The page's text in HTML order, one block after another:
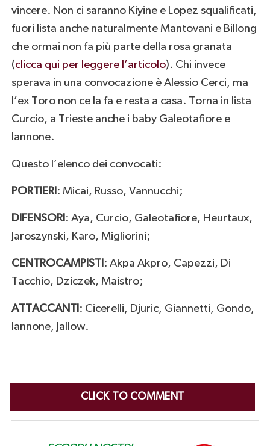
vincere. Non ci saranno Kiyine e Lopez squalificati,
fuori lista anche naturalmente Mantovani e Billong
che ormai non fa più parte della rosa granata
(clicca qui per leggere l’articolo). Chi invece
sperava in una convocazione è Alessio Cerci, ma
l’ex Toro non ce la fa e resta a casa. Torna in lista
Curcio, a Trieste anche i baby Galeotafiore e
Iannone.
Questo l’elenco dei convocati:
PORTIERI : Micai, Russo, Vannucchi;
DIFENSORI : Aya, Curcio, Galeotafiore, Heurtaux,
Jaroszynski, Karo, Migliorini;
CENTROCAMPISTI : Akpa Akpro, Capezzi, Di
Tacchio, Dziczek, Maistro;
ATTACCANTI : Cicerelli, Djuric, Giannetti, Gondo,
Iannone, Jallow.
CLICK TO COMMENT